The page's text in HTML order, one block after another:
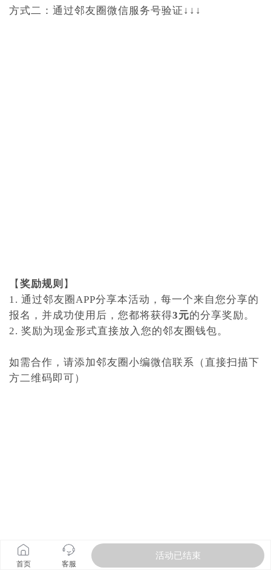
首页 客服
活动已结束
方式二：通过邻友圈微信服务号验证↓↓↓
【 奖励规则 】
1. 通过邻友圈APP分享本活动，每一个来自您分享的
报名，并成功使用后，您都将获得3元的分享奖励。
2. 奖励为现金形式直接放入您的邻友圈钱包。
如需合作，请添加邻友圈小编微信联系（直接扫描下
方二维码即可）